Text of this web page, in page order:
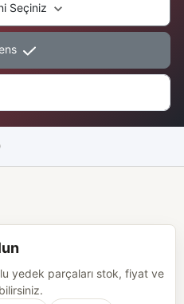
Seçiniz
yedek parçaları stok, fiyat ve